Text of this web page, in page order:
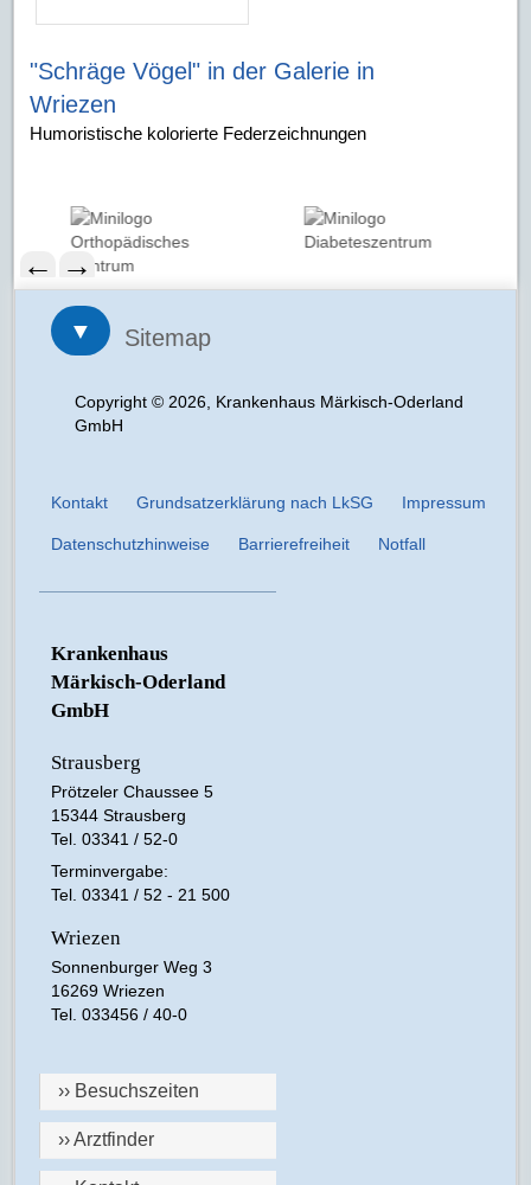
"Schräge Vögel" in der Galerie in
Wriezen
Humoristische kolorierte Federzeichnungen
→
←
▼ Sitemap
Copyright © 2026, Krankenhaus Märkisch-Oderland
GmbH
Kontakt Grundsatzerklärung nach LkSG Impressum
Datenschutzhinweise Barrierefreiheit Notfall
Krankenhaus
Märkisch-Oderland
GmbH
Strausberg
Prötzeler Chaussee 5
15344 Strausberg
Tel. 03341 / 52-0
Terminvergabe:
Tel. 03341 / 52 - 21 500
Wriezen
Sonnenburger Weg 3
16269 Wriezen
Tel. 033456 / 40-0
›› Besuchszeiten
›› Arztfinder